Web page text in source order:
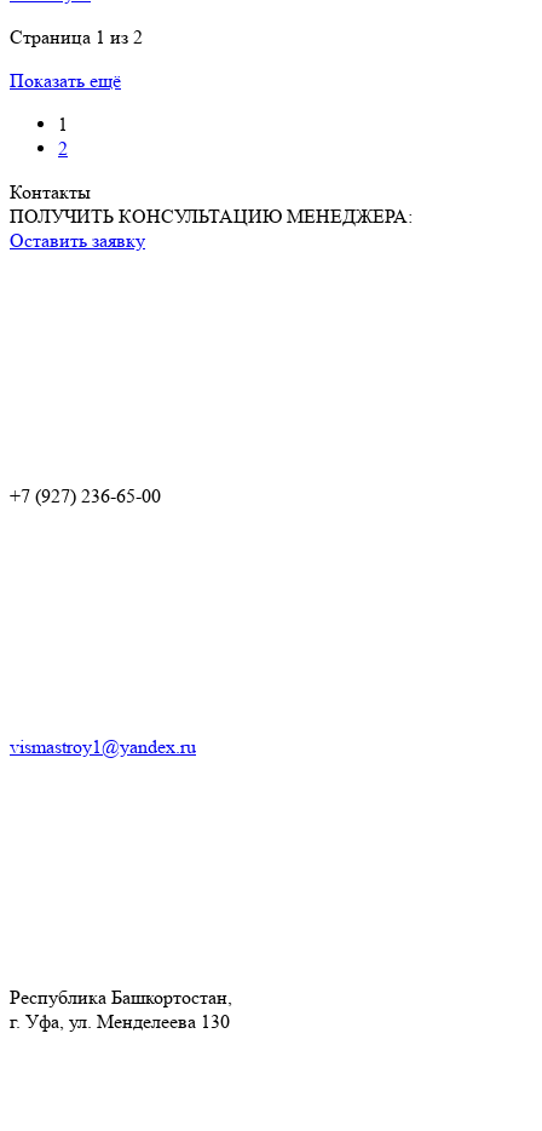
Страница 1 из 2
Показать ещё
1
2
Контакты
ПОЛУЧИТЬ КОНСУЛЬТАЦИЮ МЕНЕДЖЕРА:
Оставить заявку
+7 (927) 236-65-00
vismastroy1@yandex.ru
Республика Башкортостан,
г. Уфа, ул. Менделеева 130